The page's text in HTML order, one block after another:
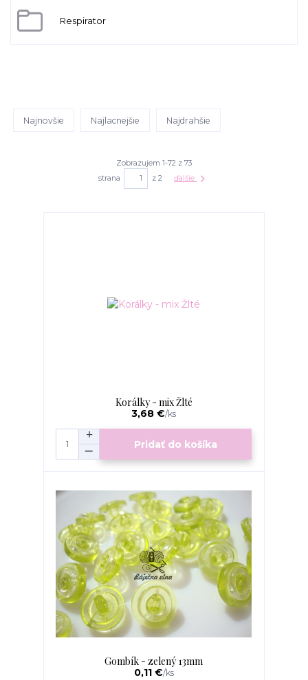
Respirator
Najnovšie Najlacnejšie Najdrahšie
Zobrazujem 1-72 z 73
strana
z 2 ďalšie
Korálky - mix Žlté
3,68 €/ks
Pridať do košíka
Gombík - zelený 13mm
0,11 €/ks